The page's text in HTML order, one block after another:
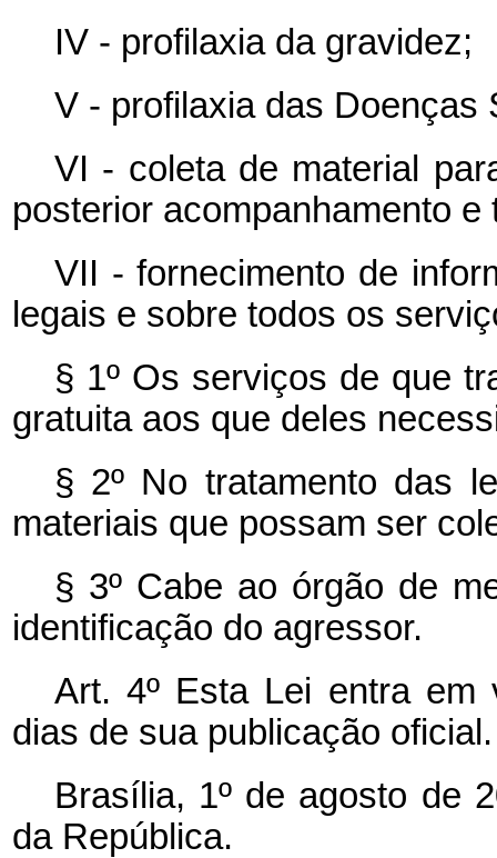
IV - profilaxia da gravidez;
V - profilaxia das Doenças
VI - coleta de material
posterior acompanhamento e
VII - fornecimento de
legais e sobre todos os
§ 1º Os serviços de que
gratuita aos que deles
§ 2º No tratamento das
materiais que possam ser
§ 3º Cabe ao órgão de
identificação do agressor.
Art. 4º Esta Lei entra em
dias de sua publicação oficial.
Brasília, 1º de agosto de
da República.